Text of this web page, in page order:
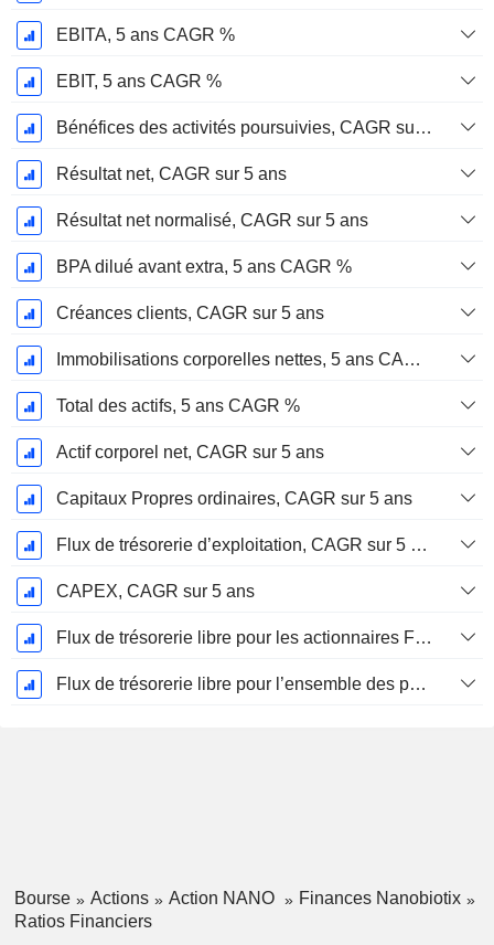
EBITA, 5 ans CAGR %
EBIT, 5 ans CAGR %
Bénéfices des activités poursuivies, CAGR sur 5 ans
Résultat net, CAGR sur 5 ans
Résultat net normalisé, CAGR sur 5 ans
BPA dilué avant extra, 5 ans CAGR %
Créances clients, CAGR sur 5 ans
Immobilisations corporelles nettes, 5 ans CAGR %
Total des actifs, 5 ans CAGR %
Actif corporel net, CAGR sur 5 ans
Capitaux Propres ordinaires, CAGR sur 5 ans
Flux de trésorerie d’exploitation, CAGR sur 5 ans
CAPEX, CAGR sur 5 ans
Flux de trésorerie libre pour les actionnaires FCFE, CAGR sur 5 ans
Flux de trésorerie libre pour l’ensemble des pourvoyeurs de fonds (créanciers et actionnaires) FCFF, CAGR sur 5 ans
Bourse Actions Action NANO
Finances Nanobiotix
Ratios Financiers